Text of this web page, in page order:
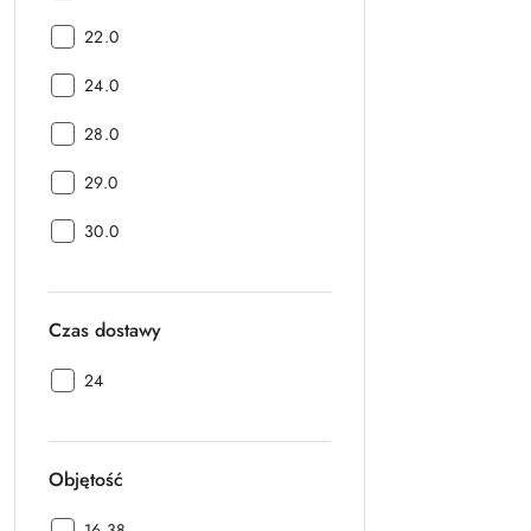
Długość:
22.0
Długość:
24.0
Długość:
28.0
Długość:
29.0
Długość:
30.0
Czas dostawy
Czas
24
Objętość